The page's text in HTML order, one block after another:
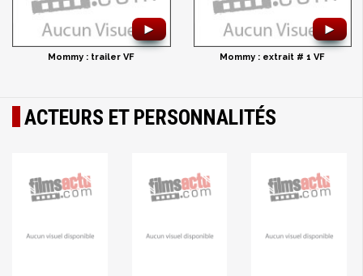
►
Mommy : trailer VF
►
Mommy : extrait # 1 VF
ACTEURS ET PERSONNALITÉS